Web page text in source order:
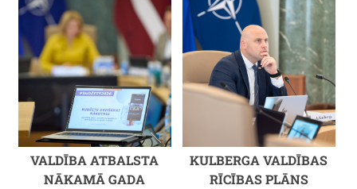
VALDĪBA ATBALSTA
NĀKAMĀ GADA
KULBERGA VALDĪBAS
RĪCĪBAS PLĀNS